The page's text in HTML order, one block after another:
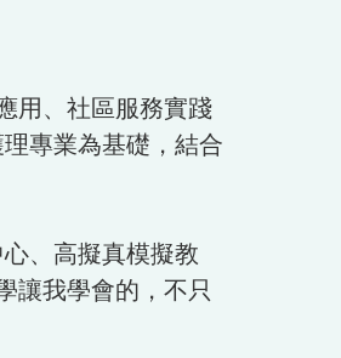
用、社區服務實踐
專業為基礎，結合
、高擬真模擬教
讓我學會的，不只